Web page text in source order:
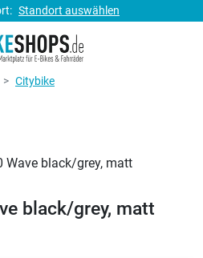
Standort auswählen
Citybike
black/grey, matt